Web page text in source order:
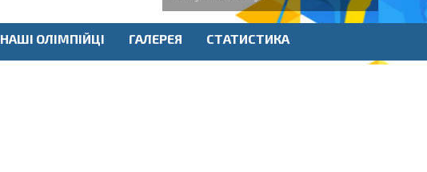
НАШІ ОЛІМПІЙЦІ ГАЛЕРЕЯ СТАТИСТИКА